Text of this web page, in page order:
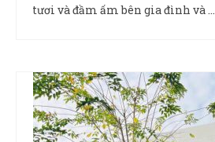
tươi và đầm ấm bên gia đình và …